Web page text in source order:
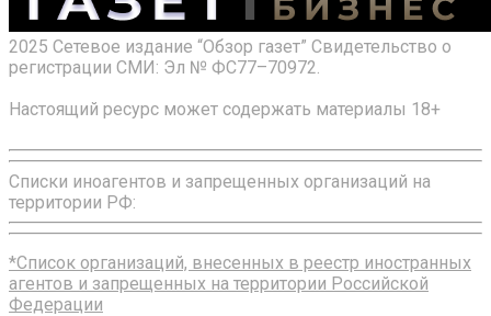
2025 Сетевое издание “Обзор газет” Свидетельство о
регистрации СМИ: Эл № ФС77–70972.
Настоящий ресурс может содержать материалы 18+
Списки иноагентов и запрещенных организаций на
территории РФ:
*Список организаций, внесенных в реестр иностранных
агентов и запрещенных на территории Российской
Федерации